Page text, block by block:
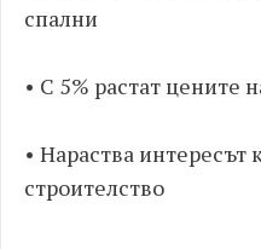
спални
• С 5% растат цените
• Нараства
строителство